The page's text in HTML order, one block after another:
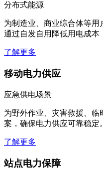
分布式能源
为制造业、商业综合体等用
通过自发自用降低用电成本
了解更多
移动电力供应
应急供电场景
为野外作业、灾害救援、
案，确保电力供应可靠稳定。
了解更多
站点电力保障